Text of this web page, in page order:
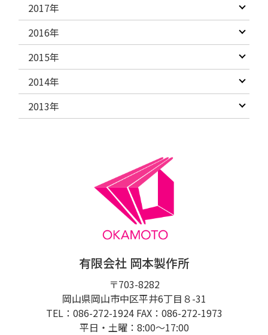
2017年
2016年
2015年
2014年
2013年
有限会社 岡本製作所
〒703-8282
岡山県岡山市中区平井6丁目８-31
TEL：086-272-1924 FAX：086-272-1973
平日・土曜：8:00〜17:00